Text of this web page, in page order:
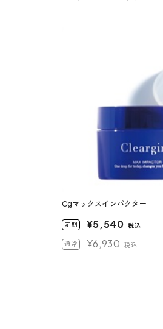
Cgマックスインパクター
定期 ¥5,540 税込
通常 ¥6,930 税込